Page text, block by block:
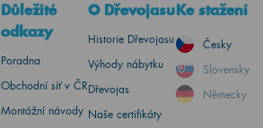
Důležité
odkazy
Poradna
Obchodní síť v ČR
Montážní návody
O Dřevojasu
Historie Dřevojasu
Výhody nábytku
Dřevojas
Naše certifikáty
Ke stažení
Česky
Slovensky
Německy